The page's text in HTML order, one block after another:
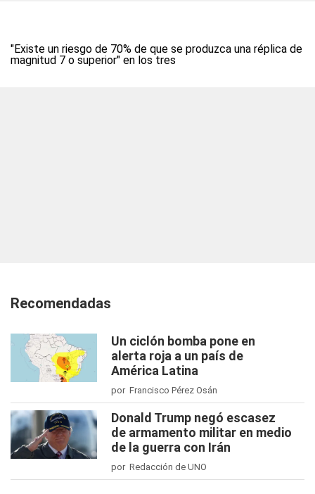
"Existe un riesgo de 70% de que se produzca una réplica de
magnitud 7 o superior" en los tres
Recomendadas
Un ciclón bomba pone en
alerta roja a un país de
América Latina
por Francisco Pérez Osán
Donald Trump negó escasez
de armamento militar en medio
de la guerra con Irán
por Redacción de UNO